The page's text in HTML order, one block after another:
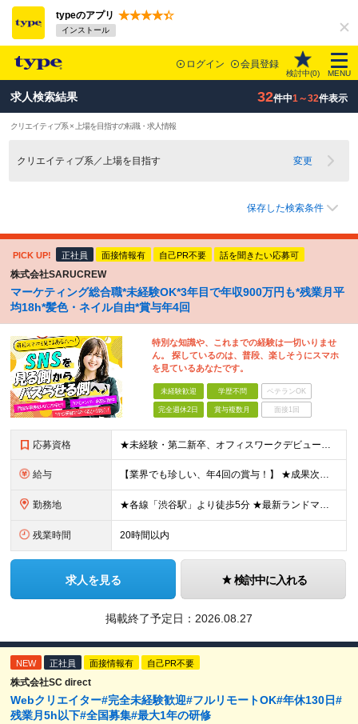
typeのアプリ
インストール
ログイン 会員登録
検討中(0) MENU
求人検索結果 32件中1～32件表示
クリエイティブ系 × 上場を目指すの転職・求人情報
クリエイティブ系／上場を目指す 変更
保存した検索条件
PICK UP! 正社員 面接情報有 自己PR不要 話を聞きたい応募可
株式会社SARUCREW
マーケティング総合職*未経験OK*3年目で年収900万円も*残業月平
均18h*髪色・ネイル自由*賞与年4回
特別な知識や、これまでの経験は一切いりませ
ん。 探しているのは、普段、楽しそうにスマホ
を見ているあなたです。
未経験歓迎 学歴不問 ベテランOK
完全週休2日 賞与複数月 面接1回
応募資格 ★未経験・第二新卒、オフィスワークデビュー大歓迎 ★平均年齢は28.6歳！ ★20代の若手メンバーが中心になって活躍している職場です！ ●学歴不問 ※35歳以下の方（若年層の長期キャリア形成） ★こ
給与 【業界でも珍しい、年4回の賞与！】 ★成果次第でスピード昇給可 →20代で年収700万〜900万超も！ ■未経験：月給26〜30万円＋賞与年4回（業績による）＋各種手当 ※経験・スキルを考慮して決定
勤務地 ★各線「渋谷駅」より徒歩5分 ★最新ランドマークオフィスです！ ★転勤はありません 【本社】 東京都渋谷区道玄坂2-25-12 道玄坂通 dogenzaka-dori 5階 ※(変更の範囲)上記を除
残業時間 20時間以内
求人を見る 検討中に入れる
掲載終了予定日： 2026.08.27
NEW 正社員 面接情報有 自己PR不要
株式会社SC direct
Webクリエイター#完全未経験歓迎#フルリモートOK#年休130日#
残業月5h以下#全国募集#最大1年の研修